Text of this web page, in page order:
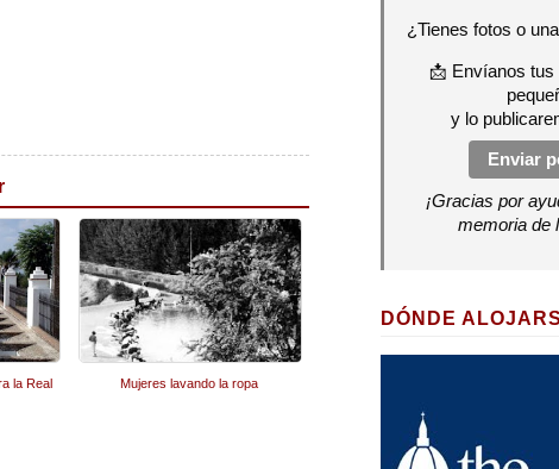
la Real Mujeres lavando la ropa
¿Tienes fotos o
📩 Envíanos
y lo
Enviar
¡Gracias por
memoria de
DÓNDE